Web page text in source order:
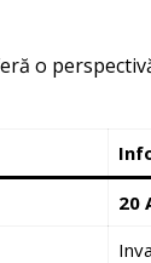
o
20